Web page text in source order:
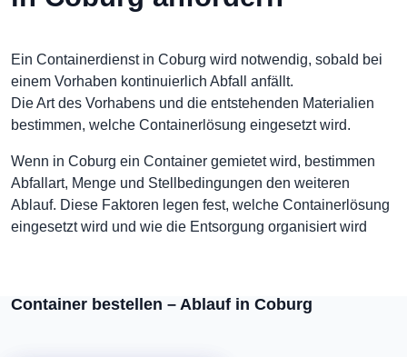
Ein Containerdienst in Coburg wird notwendig, sobald bei
einem Vorhaben kontinuierlich Abfall anfällt.
Die Art des Vorhabens und die entstehenden Materialien
bestimmen, welche Containerlösung eingesetzt wird.
Wenn in Coburg ein Container gemietet wird, bestimmen
Abfallart, Menge und Stellbedingungen den weiteren
Ablauf. Diese Faktoren legen fest, welche Containerlösung
eingesetzt wird und wie die Entsorgung organisiert wird
Container bestellen – Ablauf in Coburg